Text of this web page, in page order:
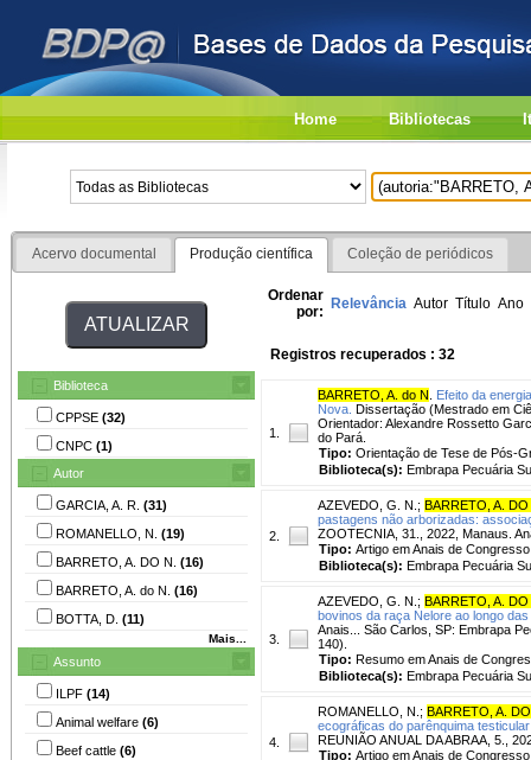
Home Bibliotecas
Acervo documental Produção científica Coleção de periódicos
Biblioteca
CPPSE (32)
CNPC (1)
Autor
GARCIA, A. R. (31)
ROMANELLO, N. (19)
BARRETO, A. DO N. (16)
BARRETO, A. do N. (16)
BOTTA, D. (11)
Mais...
Assunto
ILPF (14)
Animal welfare (6)
Beef cattle (6)
Ordenar
por: Relevância Autor Título Ano
Registros recuperados : 32
1.
BARRETO, A. do N
Efeito da
Nova. Dissertação (Mestrado em
Orientador: Alexandre Rossetto
do Pará.
Tipo: Orientação de Tese de Pós-
Biblioteca(s): Embrapa Pecuária
2.
AZEVEDO, G. N. ; BARRETO, A. DO
pastagens não arborizadas:
ZOOTECNIA, 31., 2022, Manaus.
Tipo: Artigo em Anais de Congresso
Biblioteca(s): Embrapa Pecuária
3.
AZEVEDO, G. N. ; BARRETO, A. DO
bovinos da raça Nelore ao longo
Anais... São Carlos, SP: Embrapa
140).
Tipo: Resumo em Anais de
Biblioteca(s): Embrapa Pecuária
4.
ROMANELLO, N. ; BARRETO, A.
ecográficas do parênquima
REUNIÃO ANUAL DA ABRAA, 5.,
Tipo: Artigo em Anais de Congresso